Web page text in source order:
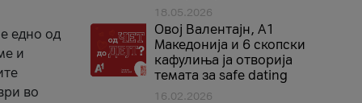
едно од
и
во
18.05.2026
Овој Валентајн, A1
Македонија и 6 скопски
кафулиња ја отворија
темата за safe dating
16.02.2026